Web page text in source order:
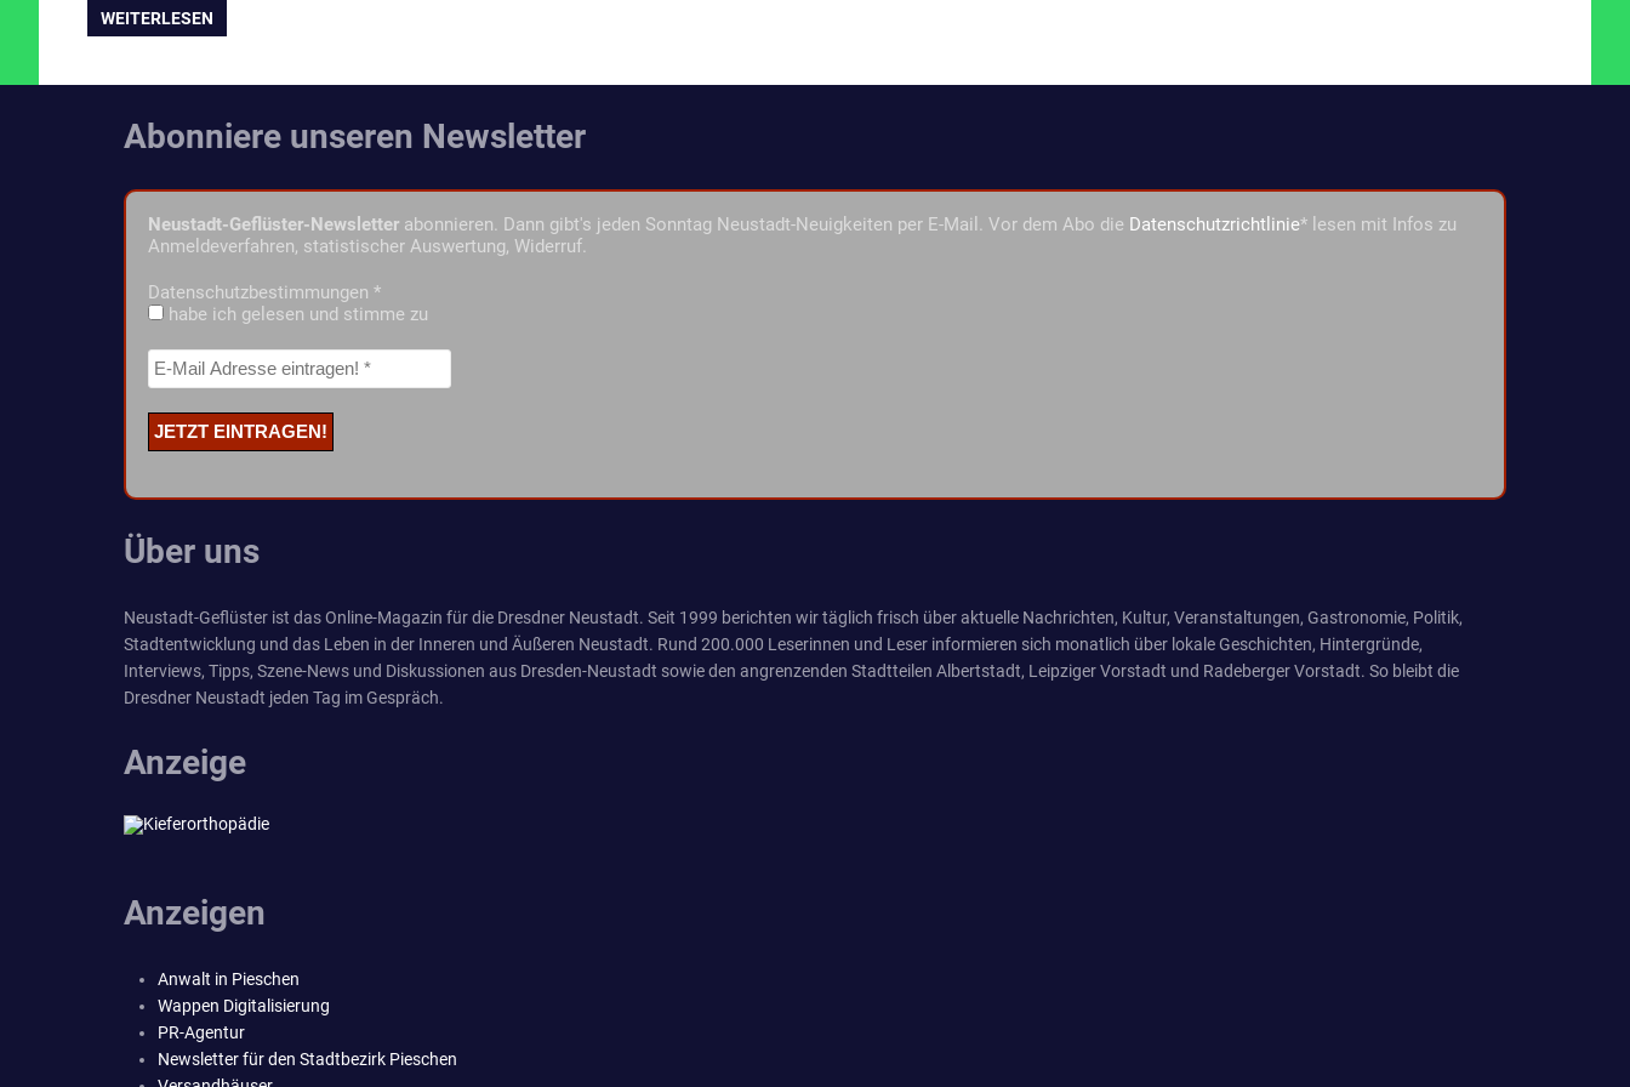
WEITERLESEN
Abonniere unseren Newsletter
Neustadt-Geflüster-Newsletter abonnieren. Dann gibt's jeden Sonntag Neustadt-Neuigkeiten per E-Mail. Vor dem Abo die Datenschutzrichtlinie* lesen mit Infos zu
Anmeldeverfahren, statistischer Auswertung, Widerruf.
Datenschutzbestimmungen *
habe ich gelesen und stimme zu
Über uns
Neustadt-Geflüster ist das Online-Magazin für die Dresdner Neustadt. Seit 1999 berichten wir täglich frisch über aktuelle Nachrichten, Kultur, Veranstaltungen, Gastronomie, Politik,
Stadtentwicklung und das Leben in der Inneren und Äußeren Neustadt. Rund 200.000 Leserinnen und Leser informieren sich monatlich über lokale Geschichten, Hintergründe,
Interviews, Tipps, Szene-News und Diskussionen aus Dresden-Neustadt sowie den angrenzenden Stadtteilen Albertstadt, Leipziger Vorstadt und Radeberger Vorstadt. So bleibt die
Dresdner Neustadt jeden Tag im Gespräch.
Anzeige
Anzeigen
Anwalt in Pieschen
Wappen Digitalisierung
PR-Agentur
Newsletter für den Stadtbezirk Pieschen